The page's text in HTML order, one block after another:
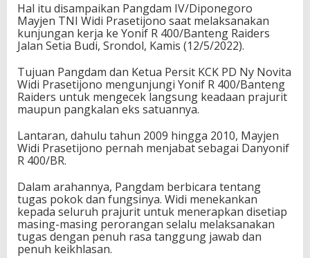
Hal itu disampaikan Pangdam IV/Diponegoro
Mayjen TNI Widi Prasetijono saat melaksanakan
kunjungan kerja ke Yonif R 400/Banteng Raiders
Jalan Setia Budi, Srondol, Kamis (12/5/2022).
Tujuan Pangdam dan Ketua Persit KCK PD Ny Novita
Widi Prasetijono mengunjungi Yonif R 400/Banteng
Raiders untuk mengecek langsung keadaan prajurit
maupun pangkalan eks satuannya.
Lantaran, dahulu tahun 2009 hingga 2010, Mayjen
Widi Prasetijono pernah menjabat sebagai Danyonif
R 400/BR.
Dalam arahannya, Pangdam berbicara tentang
tugas pokok dan fungsinya. Widi menekankan
kepada seluruh prajurit untuk menerapkan disetiap
masing-masing perorangan selalu melaksanakan
tugas dengan penuh rasa tanggung jawab dan
penuh keikhlasan.